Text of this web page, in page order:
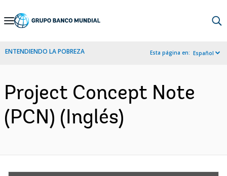
Skip
Navigation
ENTENDIENDO LA POBREZA Esta página en: Español
Project Concept Note
(PCN) (Inglés)